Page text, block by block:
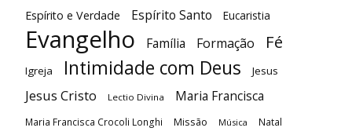
Espírito e Verdade Espírito Santo Eucaristia
Evangelho Família Formação Fé
Igreja Intimidade com Deus Jesus
Jesus Cristo Lectio Divina Maria Francisca
Maria Francisca Crocoli Longhi Missão Música Natal